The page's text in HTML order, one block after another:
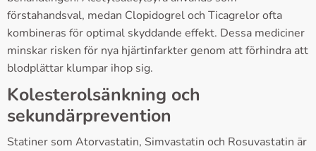
förstahandsval, medan Clopidogrel och Ticagrelor ofta
kombineras för optimal skyddande effekt. Dessa mediciner
minskar risken för nya hjärtinfarkter genom att förhindra att
blodplättar klumpar ihop sig.
Kolesterolsänkning och
sekundärprevention
Statiner som Atorvastatin, Simvastatin och Rosuvastatin är